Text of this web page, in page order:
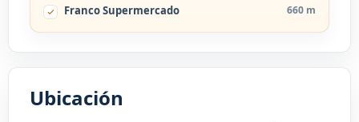
Franco Supermercado 660 m
Ubicación